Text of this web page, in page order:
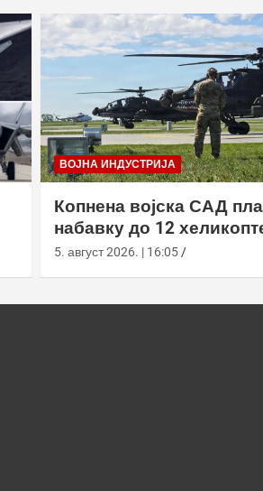
ВОЈНА ИНДУСТРИЈА
Копнена војска САД
набавку до 12
АХ-64Е Апацхе од
5. август 2026. | 16:05